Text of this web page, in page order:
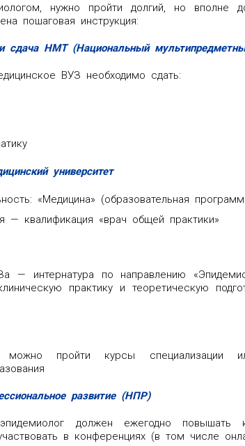
нужно пройти долгий, но вполне
пошаговая инструкция:
сдача НМТ (Национальный
ВУЗ необходимо сдать:
университет
«Медицина» (образовательная
— квалификация «врач общей практики»
— интернатура по направлению
практику и теоретическую
можно пройти курсы специализации
развитие (НПР)
эпидемиолог должен ежегодно повышать
в конференциях (в том числе